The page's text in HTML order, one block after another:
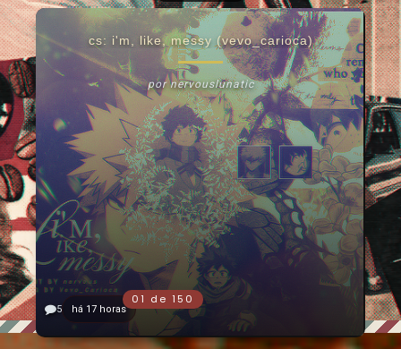
cs: i'm, like, messy (vevo_carioca)
por nervouslunatic
5 há 17 horas